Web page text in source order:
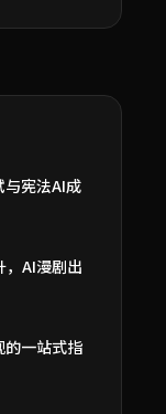
与宪法AI成
，AI漫剧出
的一站式指